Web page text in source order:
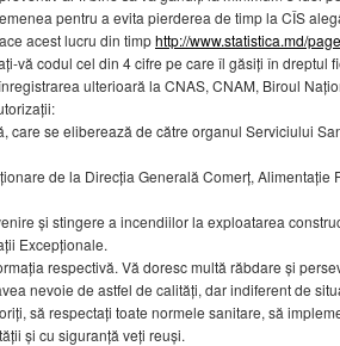
pentru a evita pierderea de timp la CÎS
acest lucru din timphttp://www.statistica.md/
vă codul cel din 4 cifre pe care îl găsiți în dreptul
ulterioară la CNAS, CNAM, Biroul
care se eliberează de către organul Serviciului
de la Direcția Generală Comerț, Alimentație
și stingere a incendiilor la exploatarea
Excepționale.
respectivă. Vă doresc multă răbdare și
nevoie de astfel de calități, dar indiferent de
să respectați toate normele sanitare, să
și cu siguranță veți reuși.